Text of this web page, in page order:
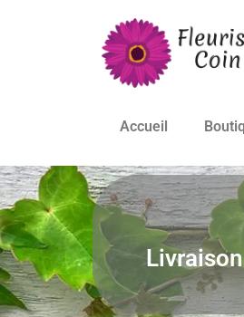
Accueil